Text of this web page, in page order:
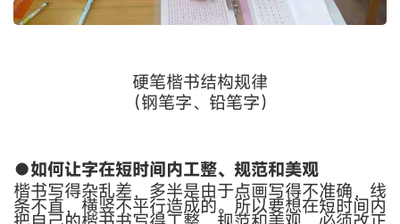
硬笔楷书结构规律
（钢笔字、铅笔字）
●如何让字在短时间内工整、规范和美观
楷书写得杂乱差，多半是由于点画写得不准确，线
条不直，横竖不平行造成的。所以要想在短时间内